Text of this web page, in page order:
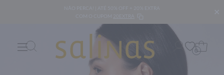
NÃO PERCA! | ATÉ 50% OFF + 20% EXTRA
COM O CUPOM
20EXTRA ✕
0